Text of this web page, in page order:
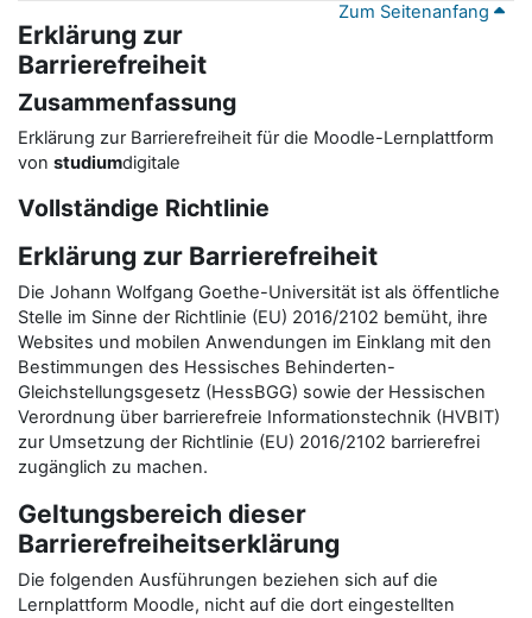
Zum Seitenanfang
Erklärung zur
Barrierefreiheit
Zusammenfassung
Erklärung zur Barrierefreiheit für die Moodle-Lernplattform
von studiumdigitale
Vollständige Richtlinie
Erklärung zur Barrierefreiheit
Die Johann Wolfgang Goethe-Universität ist als öffentliche
Stelle im Sinne der Richtlinie (EU) 2016/2102 bemüht, ihre
Websites und mobilen Anwendungen im Einklang mit den
Bestimmungen des Hessisches Behinderten-
Gleichstellungsgesetz (HessBGG) sowie der Hessischen
Verordnung über barrierefreie Informationstechnik (HVBIT)
zur Umsetzung der Richtlinie (EU) 2016/2102 barrierefrei
zugänglich zu machen.
Geltungsbereich dieser
Barrierefreiheitserklärung
Die folgenden Ausführungen beziehen sich auf die
Lernplattform Moodle, nicht auf die dort eingestellten